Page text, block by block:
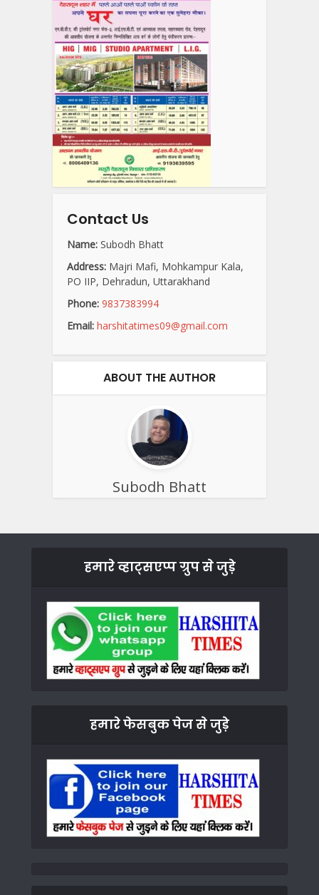
Contact Us
Name: Subodh Bhatt
Address: Majri Mafi, Mohkampur Kala,
PO IIP, Dehradun, Uttarakhand
Phone: 9837383994
Email: harshitatimes09@gmail.com
ABOUT THE AUTHOR
Subodh Bhatt
हमारे व्हाट्सएप्प ग्रुप से जुड़े
हमारे फेसबुक पेज से जुड़े